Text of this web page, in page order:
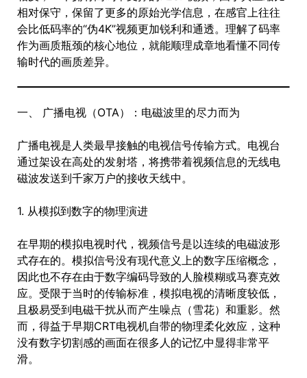
相对保守，保留了更多的原始光学信息，在感官上往往
会比低码率的“伪4K”视频更加锐利和通透。理解了码率
作为画质瓶颈的核心地位，就能顺理成章地看懂不同传
输时代的画质差异。
一、 广播电视（OTA）：电磁波里的尽力而为
广播电视是人类最早接触的电视信号传输方式。电视台
通过架设在高处的发射塔，将携带着视频信息的无线电
磁波发送到千家万户的接收天线中。
1. 从模拟到数字的物理演进
在早期的模拟电视时代，视频信号是以连续的电磁波形
式存在的。模拟信号没有现代意义上的数字压缩概念，
因此也不存在由于数字编码导致的人脸模糊或马赛克效
应。受限于当时的传输标准，模拟电视的清晰度较低，
且极易受到电磁干扰从而产生噪点（雪花）和重影。然
而，得益于早期CRT电视机自带的物理柔化效应，这种
没有数字切割感的画面在很多人的记忆中显得非常平
滑。